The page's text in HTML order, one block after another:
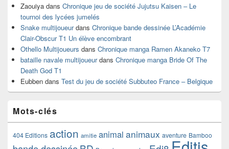
Zaouiya dans Chronique jeu de société Jujutsu Kaisen – Le
tournoi des lycées jumelés
Snake multijoueurdans Chronique bande dessinée L’Académie
Clair-Obscur T1 Un élève encombrant
Othello Multijoueurs dans Chronique manga Ramen Akaneko T7
bataille navale multijoueurdans Chronique manga Bride Of The
Death God T1
Eubben dans Test du jeu de société Subbuteo France – Belgique
Mots-clés
404 Editions action amitie animal animaux aventure Bamboo